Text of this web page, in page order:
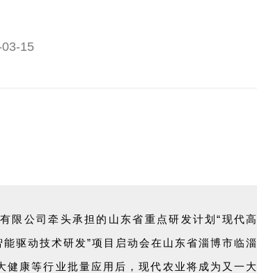
15
限公司牵头承担的山东省重点研发计划“现代高
驱动技术研发”项目启动会在山东省淄博市临淄
康等行业批量应用后，现代农业将成为又一大